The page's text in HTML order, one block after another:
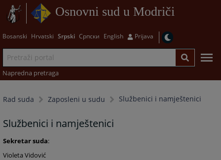
Osnovni sud u Modriči
Bosanski Hrvatski Srpski Српски English Prijava
Napredna pretraga
Rad suda Zaposleni u sudu Službenici i namještenici
Službenici i namještenici
Sekretar suda:
Violeta Vidović